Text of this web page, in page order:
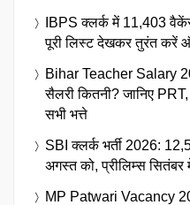
IBPS क्लर्क में 11,403
पूरी लिस्ट देखकर तुरंत करें
Bihar Teacher Salary
सैलरी कितनी? जानिए
सभी भत्ते
SBI क्लर्क भर्ती 2026:
अगस्त को, प्रीलिम्स सितंबर
MP Patwari Vacancy